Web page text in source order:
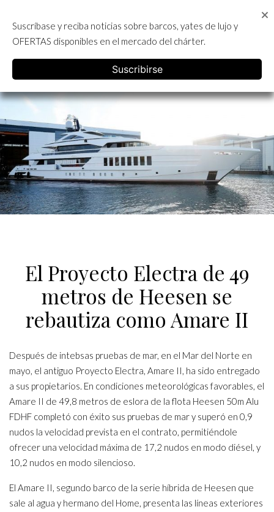
content
ALQUILER DE YATES EN IBIZA
El Proyecto Electra de 49
metros de Heesen se
rebautiza como Amare II
Después de intebsas pruebas de mar, en el Mar del Norte en
mayo, el antiguo Proyecto Electra, Amare II, ha sido entregado
a sus propietarios. En condiciones meteorológicas favorables, el
Amare II de 49,8 metros de eslora de la flota Heesen 50m Alu
FDHF completó con éxito sus pruebas de mar y superó en 0,9
nudos la velocidad prevista en el contrato, permitiéndole
ofrecer una velocidad máxima de 17,2 nudos en modo diésel, y
10,2 nudos en modo silencioso.
El Amare II, segundo barco de la serie híbrida de Heesen que
sale al agua y hermano del Home, presenta las líneas exteriores
Suscríbase y reciba noticias sobre barcos, yates de lujo y
OFERTAS disponibles en el mercado del chárter.
Suscribirse